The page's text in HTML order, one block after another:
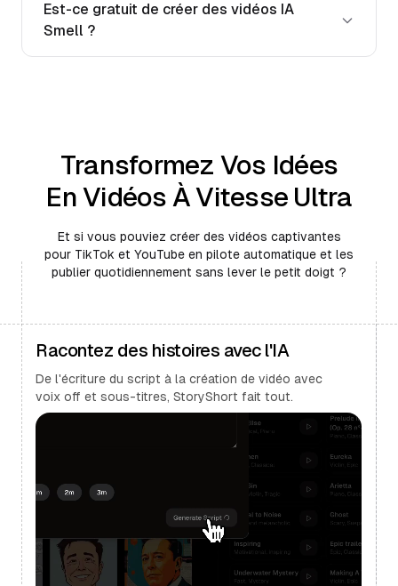
Est-ce gratuit de créer des vidéos IA
Smell ?
Transformez Vos Idées
En Vidéos À Vitesse Ultra
Et si vous pouviez créer des vidéos captivantes
pour TikTok et YouTube en pilote automatique et les
publier quotidiennement sans lever le petit doigt ?
Racontez des histoires avec l'IA
De l'écriture du script à la création de vidéo avec
voix off et sous-titres, StoryShort fait tout.